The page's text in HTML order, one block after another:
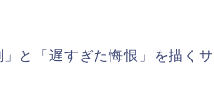
と「遅すぎた悔恨」を描くサ